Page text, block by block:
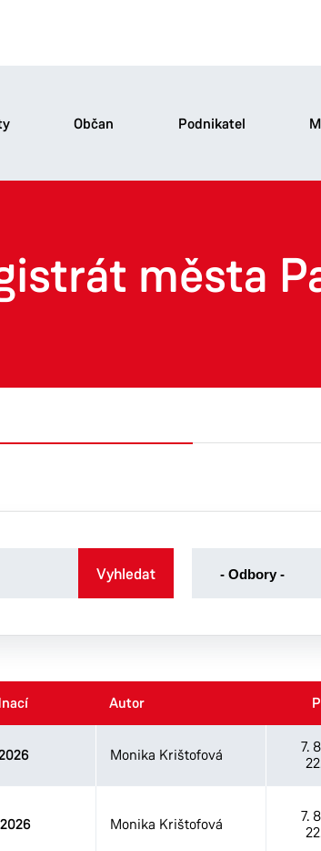
Občan Podnikatel
města
Vyhledat
Odbory- Odbory -
Odbor
Odbor majetku
Odbor
Odbor školství,
Odbor
Autor
Monika Krištofová 7.
Monika Krištofová 7.
Autor